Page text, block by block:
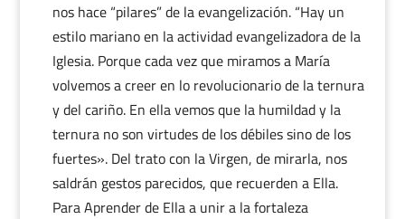
nos hace “pilares” de la evangelización. “Hay un
estilo mariano en la actividad evangelizadora de la
Iglesia. Porque cada vez que miramos a María
volvemos a creer en lo revolucionario de la ternura
y del cariño. En ella vemos que la humildad y la
ternura no son virtudes de los débiles sino de los
fuertes». Del trato con la Virgen, de mirarla, nos
saldrán gestos parecidos, que recuerden a Ella.
Para Aprender de Ella a unir a la fortaleza